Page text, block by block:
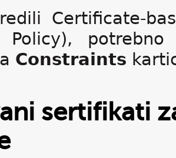
Certificate-
Policy),
Constraints
sertifikati